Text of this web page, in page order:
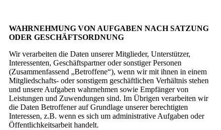
WAHRNEHMUNG VON AUFGABEN NACH SATZUNG
ODER GESCHÄFTSORDNUNG
Wir verarbeiten die Daten unserer Mitglieder, Unterstützer,
Interessenten, Geschäftspartner oder sonstiger Personen
(Zusammenfassend „Betroffene“), wenn wir mit ihnen in einem
Mitgliedschafts- oder sonstigem geschäftlichen Verhältnis stehen
und unsere Aufgaben wahrnehmen sowie Empfänger von
Leistungen und Zuwendungen sind. Im Übrigen verarbeiten wir
die Daten Betroffener auf Grundlage unserer berechtigten
Interessen, z.B. wenn es sich um administrative Aufgaben oder
Öffentlichkeitsarbeit handelt.